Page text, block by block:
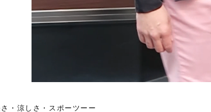
・涼しさ・スポーツーー